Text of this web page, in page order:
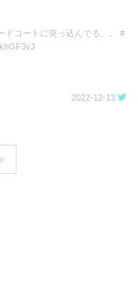
ドコートに突っ込んでる。。 #
2022-12-13